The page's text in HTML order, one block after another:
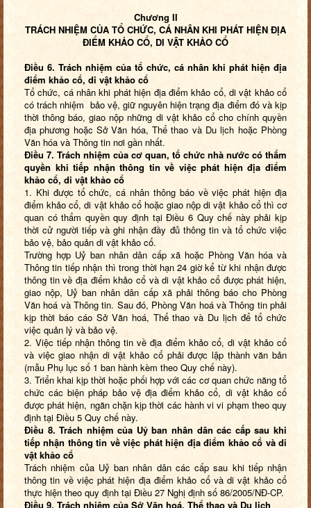
Chương II
TRÁCH NHIỆM CỦA TỔ CHỨC, CÁ NHÂN KHI PHÁT HIỆN ĐỊA
ĐIỂM KHẢO CỔ, DI VẬT KHẢO CỔ
Điều 6. Trách nhiệm của tổ chức, cá nhân khi phát hiện địa
điểm khảo cổ, di vật khảo cổ
Tổ chức, cá nhân khi phát hiện địa điểm khảo cổ, di vật khảo cổ
có trách nhiệm bảo vệ, giữ nguyên hiện trạng địa điểm đó và kịp
thời thông báo, giao nộp những di vật khảo cổ cho chính quyền
địa phương hoặc Sở Văn hóa, Thể thao và Du lịch hoặc Phòng
Văn hóa và Thông tin nơi gần nhất.
Điều 7. Trách nhiệm của cơ quan, tổ chức nhà nước có thẩm
quyền khi tiếp nhận thông tin về việc phát hiện địa điểm
khảo cổ, di vật khảo cổ
1. Khi được tổ chức, cá nhân thông báo về việc phát hiện địa
điểm khảo cổ, di vật khảo cổ hoặc giao nộp di vật khảo cổ thì cơ
quan có thẩm quyền quy định tại Điều 6 Quy chế này phải kịp
thời cử người tiếp và ghi nhận đầy đủ thông tin và tổ chức việc
bảo vệ, bảo quản di vật khảo cổ.
Trường hợp Uỷ ban nhân dân cấp xã hoặc Phòng Văn hóa và
Thông tin tiếp nhận thì trong thời hạn 24 giờ kể từ khi nhận được
thông tin về địa điểm khảo cổ và di vật khảo cổ được phát hiện,
giao nộp, Uỷ ban nhân dân cấp xã phải thông báo cho Phòng
Văn hoá và Thông tin. Sau đó, Phòng Văn hoá và Thông tin phải
kịp thời báo cáo Sở Văn hoá, Thể thao và Du lịch để tổ chức
việc quản lý và bảo vệ.
2. Việc tiếp nhận thông tin về địa điểm khảo cổ, di vật khảo cổ
và việc giao nhận di vật khảo cổ phải được lập thành văn bản
(mẫu Phụ lục số 1 ban hành kèm theo Quy chế này).
3. Triển khai kịp thời hoặc phối hợp với các cơ quan chức năng tổ
chức các biện pháp bảo vệ địa điểm khảo cổ, di vật khảo cổ
được phát hiện, ngăn chặn kịp thời các hành vi vi phạm theo quy
định tại Điều 5 Quy chế này.
Điều 8. Trách nhiệm của Uỷ ban nhân dân các cấp sau khi
tiếp nhận thông tin về việc phát hiện địa điểm khảo cổ và di
vật khảo cổ
Trách nhiệm của Uỷ ban nhân dân các cấp sau khi tiếp nhận
thông tin về việc phát hiện địa điểm khảo cổ và di vật khảo cổ
thực hiện theo quy định tại Điều 27 Nghị định số 86/2005/NĐ-CP.
Điều 9. Trách nhiệm của Sở Văn hoá, Thể thao và Du lịch